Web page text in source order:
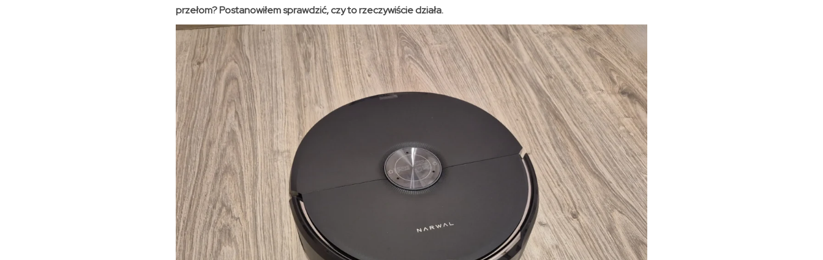
przełom? Postanowiłem sprawdzić, czy to rzeczywiście działa.